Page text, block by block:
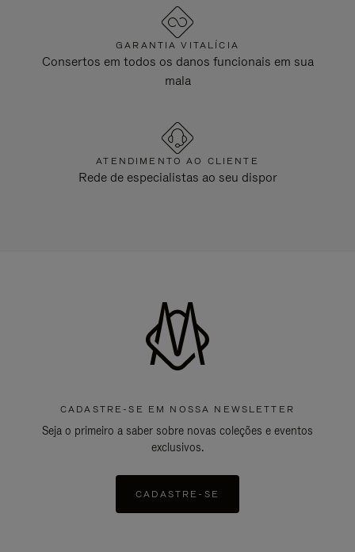
GARANTIA VITALÍCIA
Consertos em todos os danos funcionais em sua
mala
ATENDIMENTO AO CLIENTE
Rede de especialistas ao seu dispor
CADASTRE-SE EM NOSSA NEWSLETTER
Seja o primeiro a saber sobre novas coleções e eventos
exclusivos.
CADASTRE-SE